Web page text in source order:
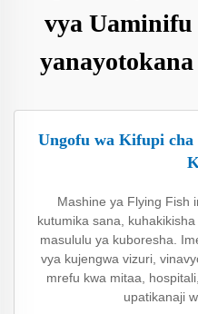
vya
Ungofu wa Kifupi
Mashine ya Flying Fish
kutumika sana,
masululu ya kuboresha.
vya kujengwa vizuri,
mrefu kwa mitaa,
upatikanaji